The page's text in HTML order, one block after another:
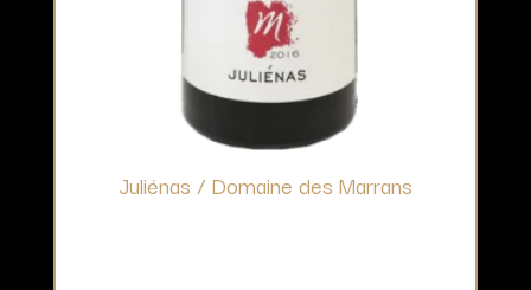
Juliénas / Domaine des Marrans